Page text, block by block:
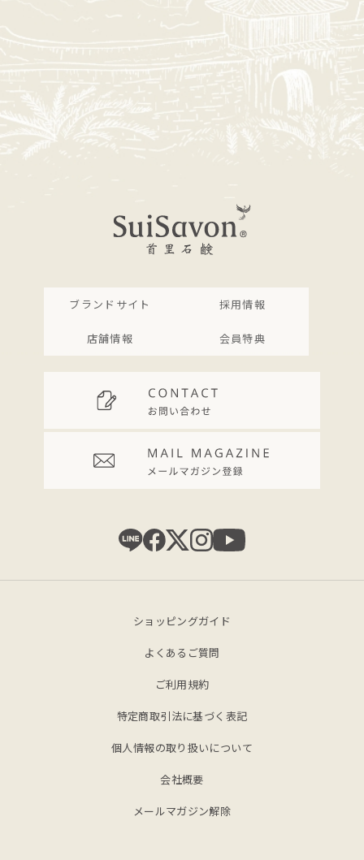
ブランドサイト 採用情報
店舗情報 会員特典
ショッピングガイド
よくあるご質問
ご利用規約
特定商取引法に基づく表記
個人情報の取り扱いについて
会社概要
メールマガジン解除